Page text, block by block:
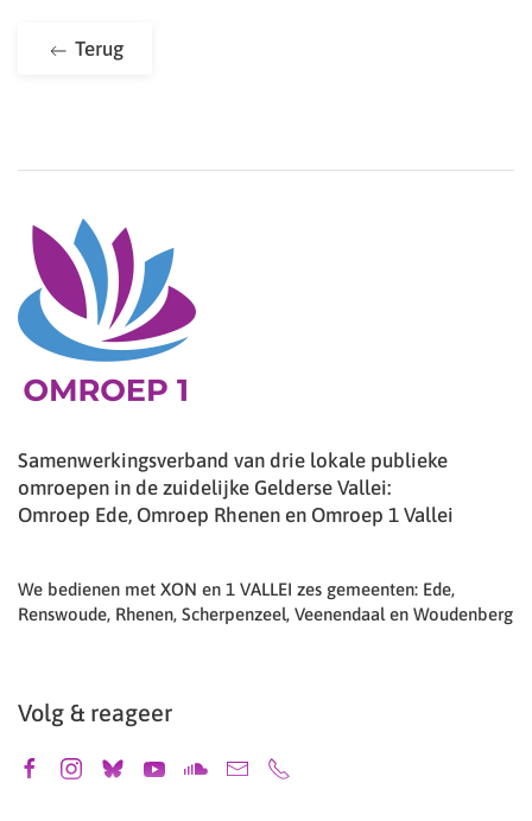
Terug
Samenwerkingsverband van drie lokale publieke
omroepen in de zuidelijke Gelderse Vallei:
Omroep Ede, Omroep Rhenen en Omroep 1 Vallei
We bedienen met XON en 1 VALLEI zes gemeenten: Ede,
Renswoude, Rhenen, Scherpenzeel, Veenendaal en Woudenberg
Volg & reageer